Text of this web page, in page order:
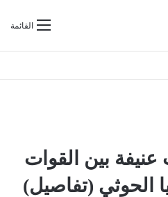
القائمةبحث عن
عنيفة بين القوات
الحوثي (تفاصيل)